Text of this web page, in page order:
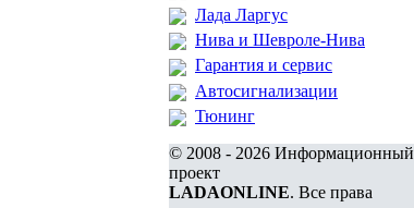
Лада Ларгус
Нива и Шевроле-Нива
Гарантия и сервис
Автосигнализации
Тюнинг
© 2008 - 2026 Информационный
проект
LADAONLINE. Все права